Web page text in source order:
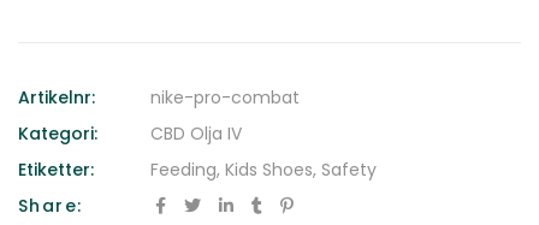
Artikelnr:
nike-pro-combat
Kategori:
CBD Olja IV
Etiketter:
Feeding, Kids Shoes, Safety
Share: